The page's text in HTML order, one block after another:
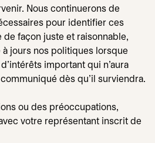
Nous continuerons de
pour identifier ces
façon juste et raisonnable,
jours nos politiques lorsque
important qui n'aura
dès qu'il surviendra.
ou des préoccupations,
votre représentant inscrit de